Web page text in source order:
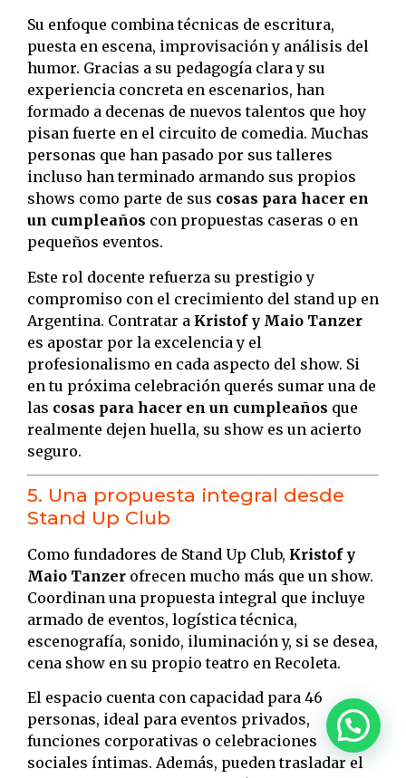
Su enfoque combina técnicas de escritura,
puesta en escena, improvisación y análisis del
humor. Gracias a su pedagogía clara y su
experiencia concreta en escenarios, han
formado a decenas de nuevos talentos que hoy
pisan fuerte en el circuito de comedia. Muchas
personas que han pasado por sus talleres
incluso han terminado armando sus propios
shows como parte de sus cosas para hacer en
un cumpleaños con propuestas caseras o en
pequeños eventos.
Este rol docente refuerza su prestigio y
compromiso con el crecimiento del stand up en
Argentina. Contratar a Kristof y Maio Tanzer
es apostar por la excelencia y el
profesionalismo en cada aspecto del show. Si
en tu próxima celebración querés sumar una de
las cosas para hacer en un cumpleaños que
realmente dejen huella, su show es un acierto
seguro.
5. Una propuesta integral desde
Stand Up Club
Como fundadores de Stand Up Club, Kristof y
Maio Tanzer ofrecen mucho más que un show.
Coordinan una propuesta integral que incluye
armado de eventos, logística técnica,
escenografía, sonido, iluminación y, si se desea,
cena show en su propio teatro en Recoleta.
El espacio cuenta con capacidad para 46
personas, ideal para eventos privados,
funciones corporativas o celebraciones
sociales íntimas. Además, pueden trasladar el